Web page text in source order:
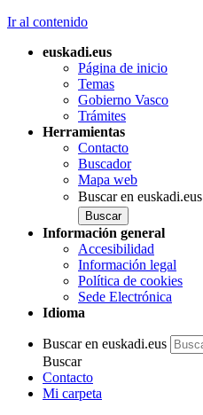
Ir al contenido
euskadi.eus
Página de inicio
Temas
Gobierno Vasco
Trámites
Herramientas
Contacto
Buscador
Mapa web
Buscar en euskadi.eus
Información general
Accesibilidad
Información legal
Política de cookies
Sede Electrónica
Idioma
Buscar en euskadi.eus
Buscar
Contacto
Mi carpeta